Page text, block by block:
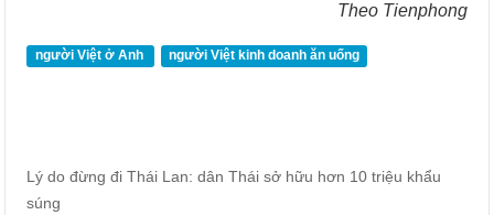
Theo Tienphong
người Việt ở Anh người Việt kinh doanh ăn uống
Lý do đừng đi Thái Lan: dân Thái sở hữu hơn 10 triệu khẩu
súng